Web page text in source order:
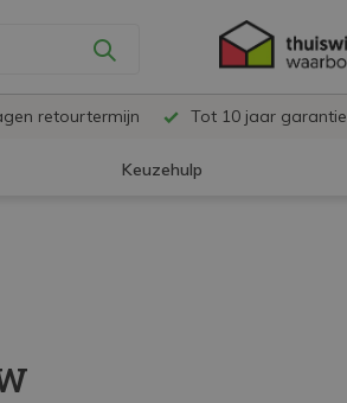
retourtermijn Tot 10 jaar garantie
Keuzehulp